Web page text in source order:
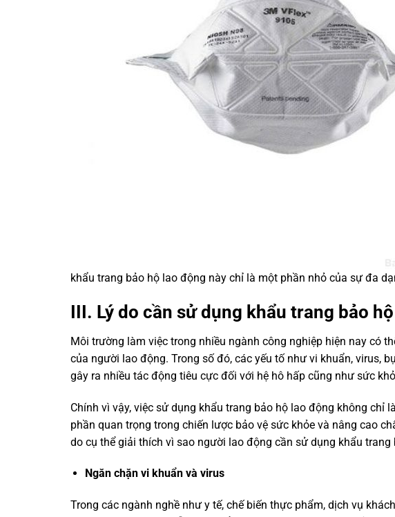
khẩu trang bảo hộ lao động này chỉ là một phần nhỏ của sự đa
III. Lý do cần sử dụng khẩu trang bảo
Môi trường làm việc trong nhiều ngành công nghiệp hiện nay có
của người lao động. Trong số đó, các yếu tố như vi khuẩn, virus,
gây ra nhiều tác động tiêu cực đối với hệ hô hấp cũng như sức
Chính vì vậy, việc sử dụng khẩu trang bảo hộ lao động không chỉ
phần quan trọng trong chiến lược bảo vệ sức khỏe và nâng cao
do cụ thể giải thích vì sao người lao động cần sử dụng khẩu trang
Ngăn chặn vi khuẩn và virus
Trong các ngành nghề như y tế, chế biến thực phẩm, dịch vụ